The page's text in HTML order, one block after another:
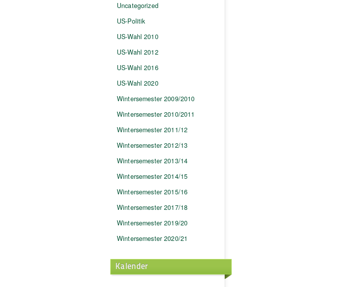
Uncategorized
US-Politik
US-Wahl 2010
US-Wahl 2012
US-Wahl 2016
US-Wahl 2020
Wintersemester 2009/2010
Wintersemester 2010/2011
Wintersemester 2011/12
Wintersemester 2012/13
Wintersemester 2013/14
Wintersemester 2014/15
Wintersemester 2015/16
Wintersemester 2017/18
Wintersemester 2019/20
Wintersemester 2020/21
Kalender